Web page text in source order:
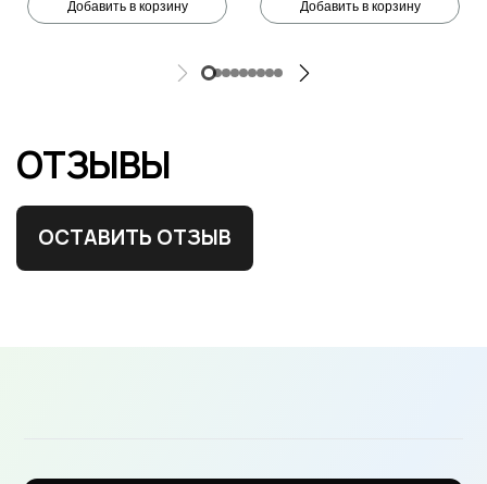
Добавить в корзину Добавить в корзину
ОТЗЫВЫ
ОСТАВИТЬ ОТЗЫВ